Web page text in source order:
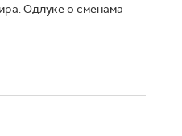
Одлуке о сменама